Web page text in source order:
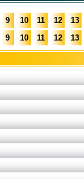
9 10 11 12 13
9 10 11 12 13